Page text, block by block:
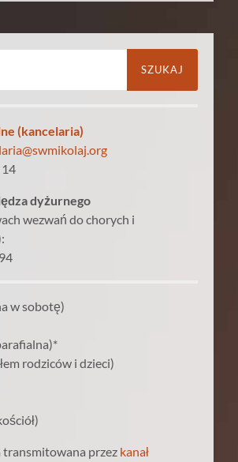
(kancelaria)
dyżurnego
wezwań do chorych i
w sobotę)
rodziców i dzieci)
transmitowana przez kanał